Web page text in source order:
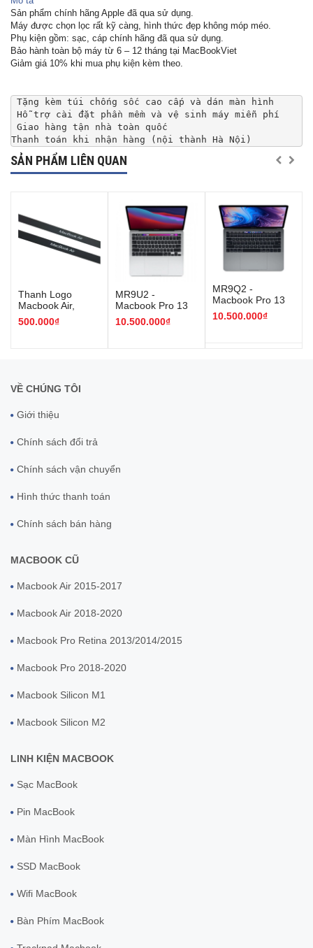
Sản phẩm chính hãng Apple đã qua sử dụng.
Máy được chọn lọc rất kỹ càng, hình thức đẹp không móp méo.
Phụ kiện gồm: sạc, cáp chính hãng đã qua sử dụng.
Bảo hành toàn bộ máy từ 6 – 12 tháng tại MacBookViet
Giảm giá 10% khi mua phụ kiện kèm theo.
Thanh toán khi nhận hàng (nội thành Hà Nội)
SẢN PHẨM LIÊN QUAN
Thanh Logo
Macbook Air,
Macbook Pro
2016 trở lên
500.000₫
MR9U2 -
Macbook Pro 13
inch 2018 Silver
Core I5 8GB
10.500.000₫
MR9Q2 -
Macbook Pro 13
inch 2018 Space
Gray Core I5 8GB
10.500.000₫
VỀ CHÚNG TÔI
Giới thiệu
Chính sách đổi trả
Chính sách vận chuyển
Hình thức thanh toán
Chính sách bán hàng
MACBOOK CŨ
Macbook Air 2015-2017
Macbook Air 2018-2020
Macbook Pro Retina 2013/2014/2015
Macbook Pro 2018-2020
Macbook Silicon M1
Macbook Silicon M2
LINH KIỆN MACBOOK
Sạc MacBook
Pin MacBook
Màn Hình MacBook
SSD MacBook
Wifi MacBook
Bàn Phím MacBook